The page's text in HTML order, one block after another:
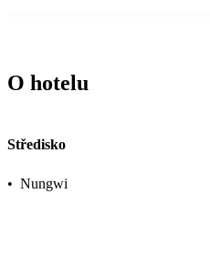
O hotelu
Středisko
• Nungwi